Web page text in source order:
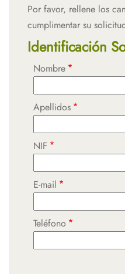
Por favor, rellene los
cumplimentar su
Identificación
Nombre
Apellidos
NIF
E-mail
Teléfono